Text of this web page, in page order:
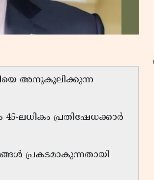
അനുകൂലിക്കുന്ന
ലധികം പ്രതിഷേധക്കാർ
പ്രകടമാകുന്നതായി